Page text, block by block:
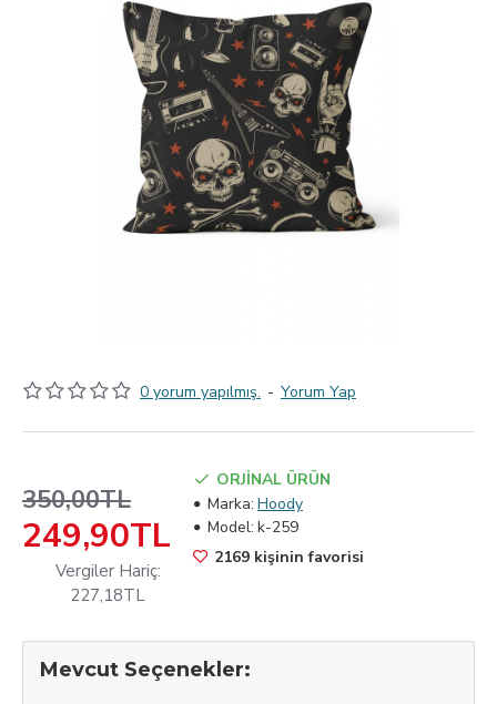
0 yorum yapılmış. - Yorum Yap
249,90TL
350,00TL
Vergiler Hariç:
227,18TL
ORJİNAL ÜRÜN
Marka: Hoody
Model: k-259
2169 kişinin favorisi
Mevcut Seçenekler: